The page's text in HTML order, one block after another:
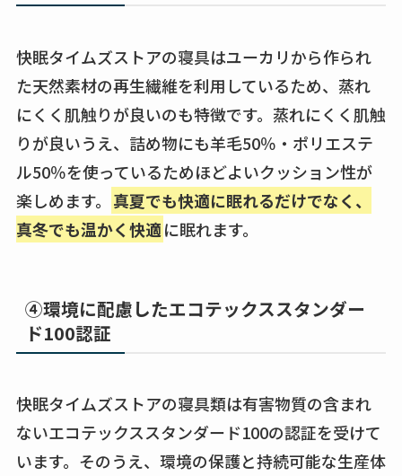
快眠タイムズストアの寝具はユーカリから作られ
た天然素材の再生繊維を利用しているため、蒸れ
にくく肌触りが良いのも特徴です。蒸れにくく肌触
りが良いうえ、詰め物にも羊毛50％・ポリエステ
ル50％を使っているためほどよいクッション性が
楽しめます。 真夏でも快適に眠れるだけでなく、
真冬でも温かく快適に眠れます。
④環境に配慮したエコテックススタンダー
ド100認証
快眠タイムズストアの寝具類は有害物質の含まれ
ないエコテックススタンダード100の認証を受けて
います。そのうえ、環境の保護と持続可能な生産体